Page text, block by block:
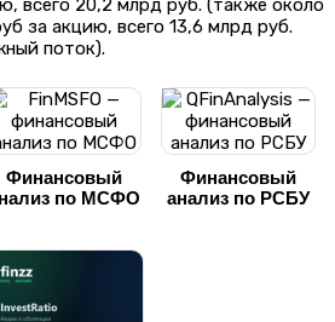
всего 20,2 млрд руб. (также около
за акцию, всего 13,6 млрд руб.
поток).
Финансовый
по МСФО
Финансовый
анализ по РСБУ